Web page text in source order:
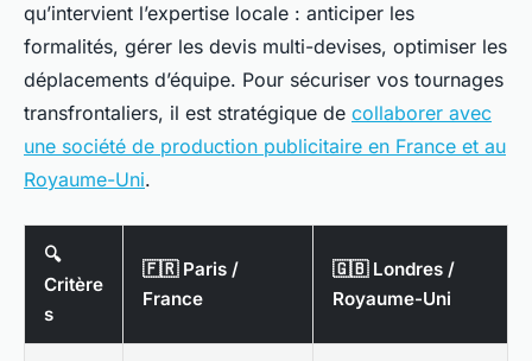
qu’intervient l’expertise locale : anticiper les
formalités, gérer les devis multi-devises, optimiser les
déplacements d’équipe. Pour sécuriser vos tournages
transfrontaliers, il est stratégique de collaborer avec
une société de production publicitaire en France et au
Royaume-Uni.
🔍
Critère
s
🇫🇷 Paris /
France
🇬🇧 Londres /
Royaume-Uni